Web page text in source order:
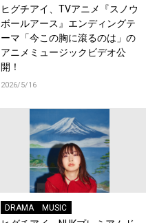
ヒグチアイ、TVアニメ『スノウ
ボールアース』エンディングテ
ーマ「今この胸に滾るのは」の
アニメミュージックビデオ公
開！
2026/5/16
DRAMA MUSIC